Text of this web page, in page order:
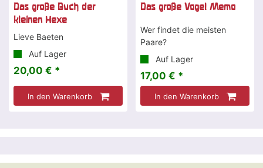
Das große Buch der
kleinen Hexe
Lieve Baeten
Auf Lager
20,00 € *
In den Warenkorb
Das große Vogel Memo
Wer findet die meisten
Paare?
Auf Lager
17,00 € *
In den Warenkorb